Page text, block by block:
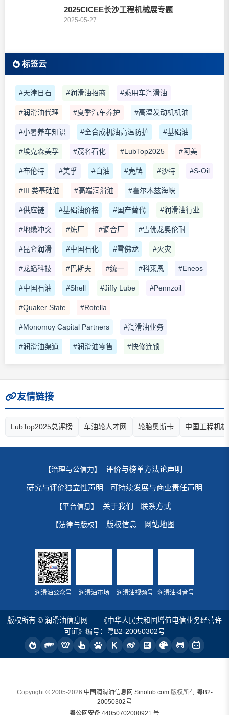
2025CICEE长沙工程机械展专题
2025-05-27
标签云
#天津日石 #润滑油招商 #乘用车润滑油
#润滑油代理 #夏季汽车养护 #高温发动机机油
#小暑养车知识 #全合成机油高温防护 #基础油
#埃克森美孚 #茂名石化 #LubTop2025 #阿美
#布伦特 #美孚 #白油 #壳牌 #沙特 #S-Oil
#III 类基础油 #高端润滑油 #霍尔木兹海峡
#供应链 #基础油价格 #国产替代 #润滑油行业
#地缘冲突 #炼厂 #调合厂 #雪佛龙奥伦耐
#昆仑润滑 #中国石化 #雪佛龙 #火灾
#龙蟠科技 #巴斯夫 #统一 #科莱恩 #Eneos
#中国石油 #Shell #Jiffy Lube #Pennzoil
#Quaker State #Rotella
#Monomoy Capital Partners #润滑油业务
#润滑油渠道 #润滑油零售 #快修连锁
友情链接
LubTop2025总评榜 车油轮人才网 轮胎奥斯卡 中国工程机
【治理与公信力】 评价与榜单方法论声明
研究与评价独立性声明 可持续发展与商业责任声明
【平台信息】 关于我们 联系方式
【法律与版权】 版权信息 网站地图
润滑油公众号 润滑油市场 润滑油视频号 润滑油抖音号
版权所有 © 润滑油信息网
《中华人民共和国增值电信业务经营许
可证》编号：粤B2-20050302号
Copyright © 2005-2026 中国润滑油信息网 Sinolub.com版权所有 粤B2-
20050302号
粤公网安备 44050702000921 号